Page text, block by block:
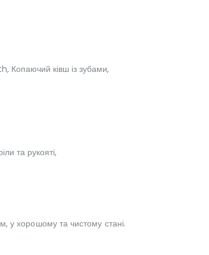
Копаючий ківш із зубами,
та рукояті,
у хорошому та чистому стані.